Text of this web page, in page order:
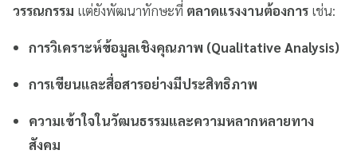
วรรณกรรม แต่ยังพัฒนาทักษะที่ ตลาดแรงงานต้องการ เช่น:
การวิเคราะห์ข้อมูลเชิงคุณภาพ (Qualitative Analysis)
การเขียนและสื่อสารอย่างมีประสิทธิภาพ
ความเข้าใจในวัฒนธรรมและความหลากหลายทาง
สังคม